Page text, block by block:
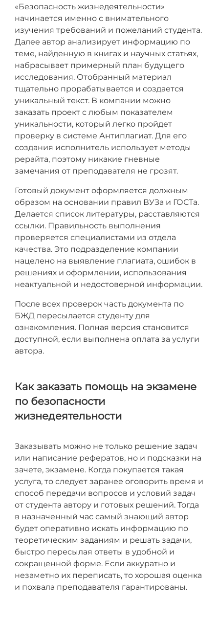
«Безопасность жизнедеятельности»
начинается именно с внимательного
изучения требований и пожеланий студента.
Далее автор анализирует информацию по
теме, найденную в книгах и научных статьях,
набрасывает примерный план будущего
исследования. Отобранный материал
тщательно прорабатывается и создается
уникальный текст. В компании можно
заказать проект с любым показателем
уникальности, который легко пройдет
проверку в системе Антиплагиат. Для его
создания исполнитель использует методы
рерайта, поэтому никакие гневные
замечания от преподавателя не грозят.
Готовый документ оформляется должным
образом на основании правил ВУЗа и ГОСТа.
Делается список литературы, расставляются
ссылки. Правильность выполнения
проверяется специалистами из отдела
качества. Это подразделение компании
нацелено на выявление плагиата, ошибок в
решениях и оформлении, использования
неактуальной и недостоверной информации.
После всех проверок часть документа по
БЖД пересылается студенту для
ознакомления. Полная версия становится
доступной, если выполнена оплата за услуги
автора.
Как заказать помощь на экзамене
по безопасности
жизнедеятельности
Заказывать можно не только решение задач
или написание рефератов, но и подсказки на
зачете, экзамене. Когда покупается такая
услуга, то следует заранее оговорить время и
способ передачи вопросов и условий задач
от студента автору и готовых решений. Тогда
в назначенный час самый знающий автор
будет оперативно искать информацию по
теоретическим заданиям и решать задачи,
быстро пересылая ответы в удобной и
сокращенной форме. Если аккуратно и
незаметно их переписать, то хорошая оценка
и похвала преподавателя гарантированы.